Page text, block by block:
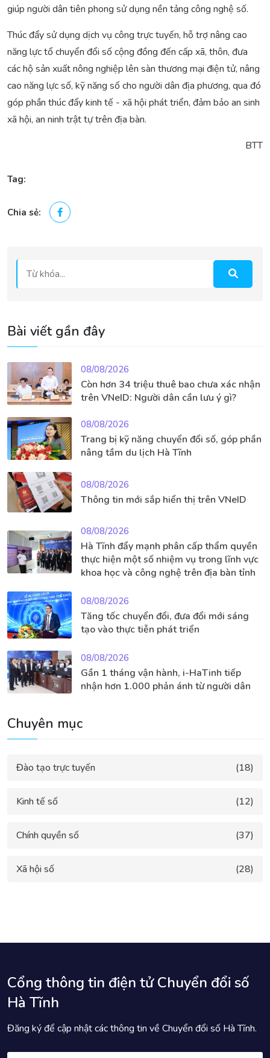
giúp người dân tiên phong sử dụng nền tảng công nghệ số.
Thúc đẩy sử dụng dịch vụ công trực tuyến, hỗ trợ nâng cao
năng lực tổ chuyển đổi số cộng đồng đến cấp xã, thôn, đưa
các hộ sản xuất nông nghiệp lên sàn thương mại điện tử, nâng
cao năng lực số, kỹ năng số cho người dân địa phương, qua đó
góp phần thúc đẩy kinh tế - xã hội phát triển, đảm bảo an sinh
xã hội, an ninh trật tự trên địa bàn.
BTT
Tag:
Chia sẻ:
Bài viết gần đây
08/08/2026
Còn hơn 34 triệu thuê bao chưa xác nhận
trên VNeID: Người dân cần lưu ý gì?
08/08/2026
Trang bị kỹ năng chuyển đổi số, góp phần
nâng tầm du lịch Hà Tĩnh
08/08/2026
Thông tin mới sắp hiển thị trên VNeID
08/08/2026
Hà Tĩnh đẩy mạnh phân cấp thẩm quyền
thực hiện một số nhiệm vụ trong lĩnh vực
khoa học và công nghệ trên địa bàn tỉnh
08/08/2026
Tăng tốc chuyển đổi, đưa đổi mới sáng
tạo vào thực tiễn phát triển
08/08/2026
Gần 1 tháng vận hành, i-HaTinh tiếp
nhận hơn 1.000 phản ánh từ người dân
Chuyên mục
Đào tạo trực tuyến (18)
Kinh tế số (12)
Chính quyền số (37)
Xã hội số (28)
Cổng thông tin điện tử Chuyển đổi số
Hà Tĩnh
Đăng ký để cập nhật các thông tin về Chuyển đổi số Hà Tĩnh.